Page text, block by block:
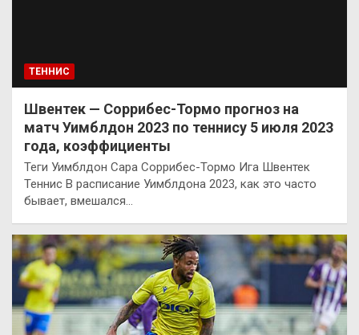
ТЕННИС
Швентек — Соррибес-Тормо прогноз на
матч Уимблдон 2023 по теннису 5 июля 2023
года, коэффициенты
Теги Уимблдон Сара Соррибес-Тормо Ига Швентек
Теннис В расписание Уимблдона 2023, как это часто
бывает, вмешался…